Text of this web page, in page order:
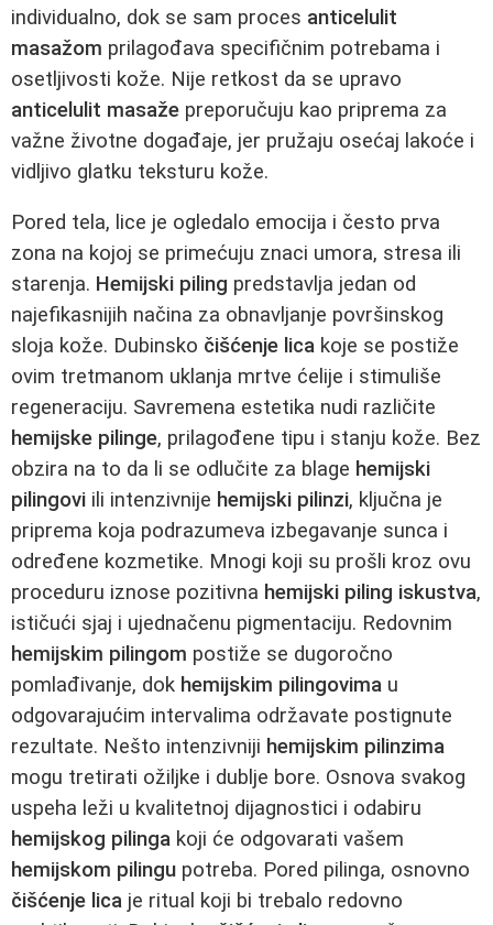
individualno, dok se sam proces anticelulit
masažom prilagođava specifičnim potrebama i
osetljivosti kože. Nije retkost da se upravo
anticelulit masaže preporučuju kao priprema za
važne životne događaje, jer pružaju osećaj lakoće i
vidljivo glatku teksturu kože.
Pored tela, lice je ogledalo emocija i često prva
zona na kojoj se primećuju znaci umora, stresa ili
starenja. Hemijski piling predstavlja jedan od
najefikasnijih načina za obnavljanje površinskog
sloja kože. Dubinsko čišćenje lica koje se postiže
ovim tretmanom uklanja mrtve ćelije i stimuliše
regeneraciju. Savremena estetika nudi različite
hemijske pilinge, prilagođene tipu i stanju kože. Bez
obzira na to da li se odlučite za blage hemijski
pilingovi ili intenzivnije hemijski pilinzi, ključna je
priprema koja podrazumeva izbegavanje sunca i
određene kozmetike. Mnogi koji su prošli kroz ovu
proceduru iznose pozitivna hemijski piling iskustva,
ističući sjaj i ujednačenu pigmentaciju. Redovnim
hemijskim pilingom postiže se dugoročno
pomlađivanje, dok hemijskim pilingovima u
odgovarajućim intervalima održavate postignute
rezultate. Nešto intenzivniji hemijskim pilinzima
mogu tretirati ožiljke i dublje bore. Osnova svakog
uspeha leži u kvalitetnoj dijagnostici i odabiru
hemijskog pilinga koji će odgovarati vašem
hemijskom pilingu potreba. Pored pilinga, osnovno
čišćenje lica je ritual koji bi trebalo redovno